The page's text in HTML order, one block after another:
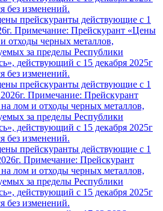
без изменений.
прейскуранты действующие с 1
Примечание: Прейскурант «Цены
отходы черных металлов,
за пределы Республики
действующий с 15 декабря 2025г
без изменений.
прейскуранты действующие с 1
Примечание: Прейскурант
лом и отходы черных металлов,
за пределы Республики
действующий с 15 декабря 2025г
без изменений.
прейскуранты действующие с 1
Примечание: Прейскурант
лом и отходы черных металлов,
за пределы Республики
действующий с 15 декабря 2025г
без изменений.